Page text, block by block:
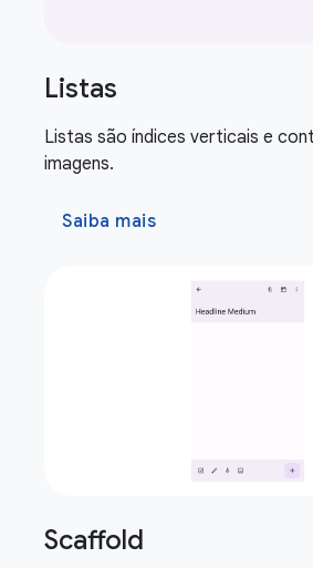
Listas
Listas são índices verticais e
imagens.
Saiba mais
Scaffold